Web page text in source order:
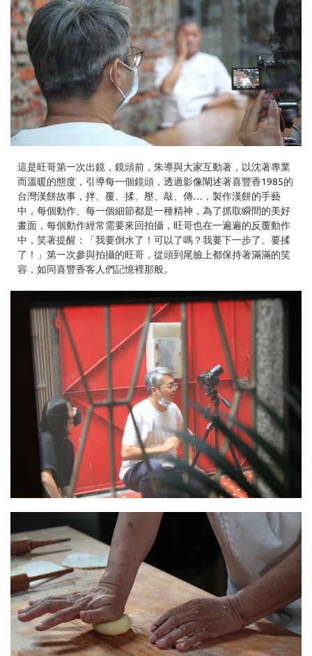
這是旺哥第一次出鏡，鏡頭前，朱導與大家互動著，以沈著專業
而溫暖的態度，引導每一個鏡頭，透過影像闡述著喜豐香1985的
台灣漢餅故事，拌、覆、揉、壓、敲、傳…，製作漢餅的手藝
中，每個動作、每一個細節都是一種精神，為了抓取瞬間的美好
畫面，每個動作經常需要來回拍攝，旺哥也在一遍遍的反覆動作
中，笑著提醒：「我要倒水了！可以了嗎？我要下一步了。要揉
了！」第一次參與拍攝的旺哥，從頭到尾臉上都保持著滿滿的笑
容，如同喜豐香客人們記憶裡那般。